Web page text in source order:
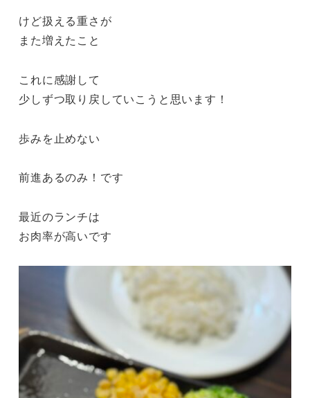
けど扱える重さが
また増えたこと
これに感謝して
少しずつ取り戻していこうと思います！
歩みを止めない
前進あるのみ！です
最近のランチは
お肉率が高いです